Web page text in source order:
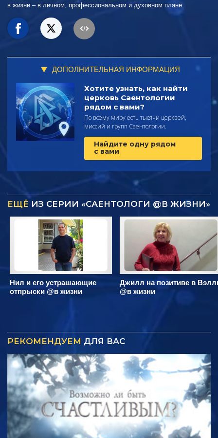
в жизни – в личном,
профессиональном и духовном плане.
ДОПОЛНИТЕЛЬНАЯ ИНФОРМАЦИЯ
Хотите узнать, как найти
церковь Саентологии
рядом с вами?
По всему миру есть тысячи церквей,
миссий и групп Саентологии.
Найдите одну рядом
с вами
ЕЩЁ ИЗ СЕРИИ «САЕНТОЛОГИ @В ЖИЗНИ»
Нил и его устрашающие
отпрыски @в жизни
Джилл на позитиве в
@в жизни
РЕКОМЕНДУЕМ ДЛЯ ВАС